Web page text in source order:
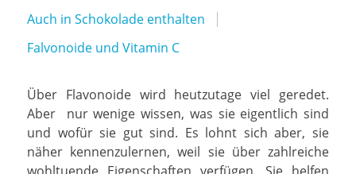
Auch in Schokolade enthalten
Falvonoide und Vitamin C
Über Flavonoide wird heutzutage viel geredet.
Aber nur wenige wissen, was sie eigentlich sind
und wofür sie gut sind. Es lohnt sich aber, sie
näher kennenzulernen, weil sie über zahlreiche